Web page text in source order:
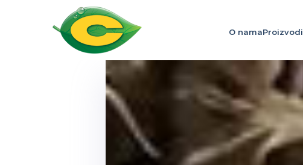
O namaProizvodi